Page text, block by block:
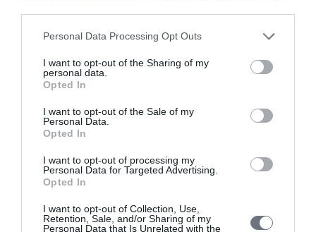
Personal Data Processing Opt Outs
I want to opt-out of the Sharing of my
personal data.
Opted In
I want to opt-out of the Sale of my
Personal Data.
Opted In
I want to opt-out of processing my
Personal Data for Targeted Advertising.
Opted In
I want to opt-out of Collection, Use,
Retention, Sale, and/or Sharing of my
Personal Data that Is Unrelated with the
Δρ. Αθανάσιος Ρήγας
Ιατρείο:
Τσόχα 3, 11521, Αμπελόκηποι
Νοσοκομείο:Ευρωκλινική Αθηνων
Τηλέφωνο: 210 72 27 006
rigasth@hotmail.com